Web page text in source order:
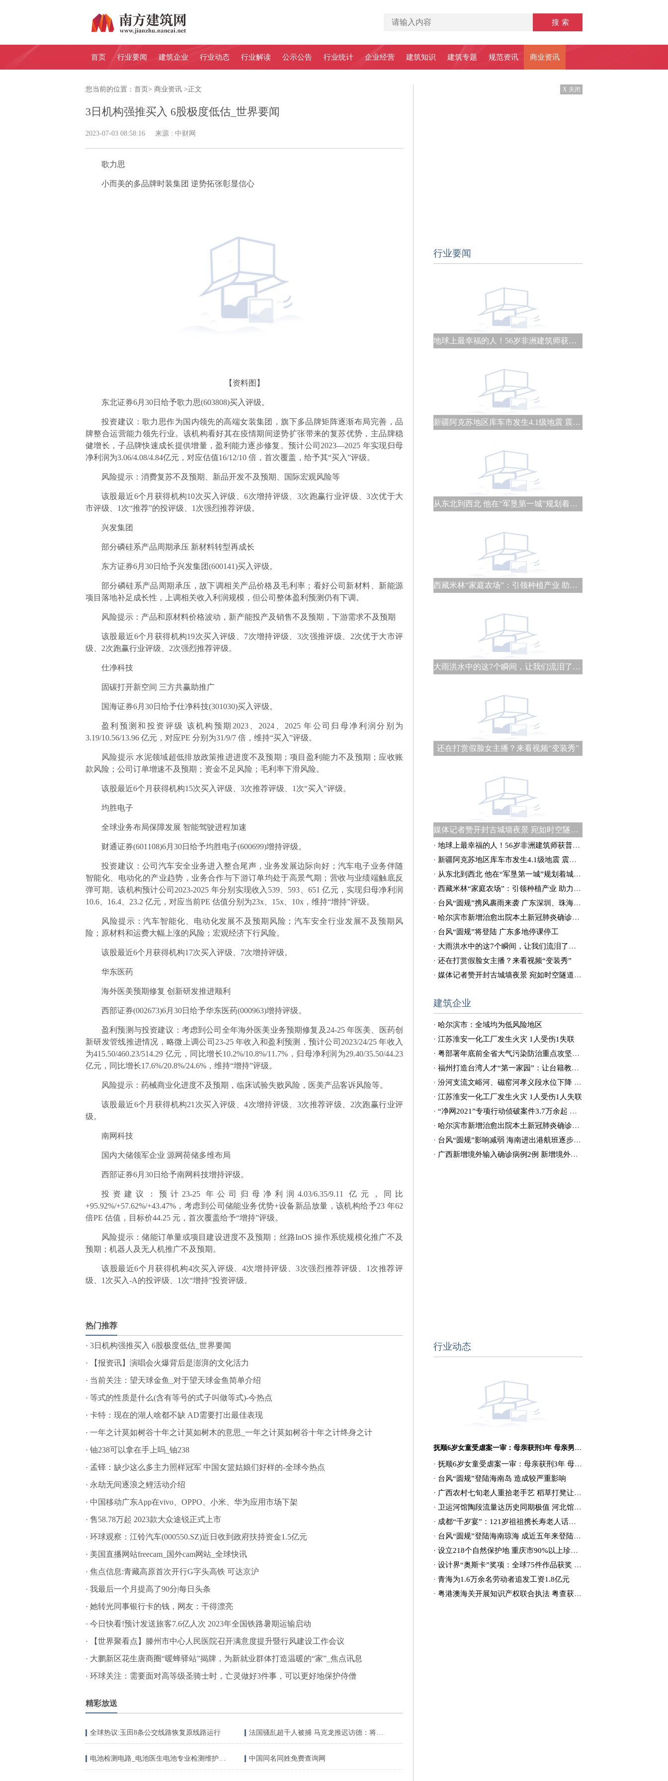
首页 行业要闻 建筑企业 行业动态 行业解读 公示公告 行业统计 企业经营 建筑知识 建筑专题 规范资讯 商业资讯
您当前的位置： 首页 > 商业资讯 > 正文
3日机构强推买入 6股极度低估_世界要闻
2023-07-03 08:58:16 来源 : 中财网
歌力思
小而美的多品牌时装集团 逆势拓张彰显信心
【资料图】
东北证券6月30日给予歌力思(603808)买入评级。
投资建议：歌力思作为国内领先的高端女装集团，旗下多品牌矩阵逐渐布局完善，品
牌整合运营能力领先行业。该机构看好其在疫情期间逆势扩张带来的复苏优势，主品牌稳
健增长，子品牌快速成长提供增量，盈利能力逐步修复。预计公司2023―2025 年实现归母
净利润为3.06/4.08/4.84亿元，对应估值16/12/10 倍，首次覆盖，给予其“买入”评级。
风险提示：消费复苏不及预期、新品开发不及预期、国际宏观风险等
该股最近6个月获得机构10次买入评级、6次增持评级、3次跑赢行业评级、3次优于大
市评级、1次“推荐”的投评级、1次强烈推荐评级。
兴发集团
部分磷硅系产品周期承压 新材料转型再成长
东方证券6月30日给予兴发集团(600141)买入评级。
部分磷硅系产品周期承压，故下调相关产品价格及毛利率；看好公司新材料、新能源
项目落地补足成长性，上调相关收入利润规模，但公司整体盈利预测仍有下调。
风险提示：产品和原材料价格波动，新产能投产及销售不及预期，下游需求不及预期
该股最近6个月获得机构19次买入评级、7次增持评级、3次强推评级、2次优于大市评
级、2次跑赢行业评级、2次强烈推荐评级。
仕净科技
固碳打开新空间 三方共赢助推广
国海证券6月30日给予仕净科技(301030)买入评级。
盈利预测和投资评级 该机构预期2023、2024、2025 年公司归母净利润分别为
3.19/10.56/13.96 亿元，对应PE 分别为31/9/7 倍，维持“买入”评级。
风险提示 水泥领域超低排放政策推进进度不及预期；项目盈利能力不及预期；应收账
款风险；公司订单增速不及预期；资金不足风险；毛利率下滑风险。
该股最近6个月获得机构15次买入评级、3次推荐评级、1次“买入"评级。
均胜电子
全球业务布局保障发展 智能驾驶进程加速
财通证券(601108)6月30日给予均胜电子(600699)增持评级。
投资建议：公司汽车安全业务进入整合尾声，业务发展边际向好；汽车电子业务伴随
智能化、电动化的产业趋势，业务合作与下游订单均处于高景气期；营收与业绩端触底反
弹可期。该机构预计公司2023-2025 年分别实现收入539、593、651 亿元，实现归母净利润
10.6、16.4、23.2 亿元，对应当前PE 估值分别为23x、15x、10x，维持“增持”评级。
风险提示：汽车智能化、电动化发展不及预期风险；汽车安全行业发展不及预期风
险；原材料和运费大幅上涨的风险；宏观经济下行风险。
该股最近6个月获得机构17次买入评级、7次增持评级。
华东医药
海外医美预期修复 创新研发推进顺利
西部证券(002673)6月30日给予华东医药(000963)增持评级。
盈利预测与投资建议：考虑到公司全年海外医美业务预期修复及24-25 年医美、医药创
新研发管线推进情况，略微上调公司23-25 年收入和盈利预测，预计公司2023/24/25 年收入
为415.50/460.23/514.29 亿元，同比增长10.2%/10.8%/11.7%，归母净利润为29.40/35.50/44.23
亿元，同比增长17.6%/20.8%/24.6%，维持“增持”评级。
风险提示：药械商业化进度不及预期，临床试验失败风险，医美产品客诉风险等。
该股最近6个月获得机构21次买入评级、4次增持评级、3次推荐评级、2次跑赢行业评
级。
南网科技
国内大储领军企业 源网荷储多维布局
西部证券6月30日给予南网科技增持评级。
投资建议：预计23-25 年公司归母净利润4.03/6.35/9.11 亿元，同比
+95.92%/+57.62%/+43.47%，考虑到公司储能业务优势+设备新品放量，该机构给予23 年62
倍PE 估值，目标价44.25 元，首次覆盖给予“增持”评级。
风险提示：储能订单量或项目建设进度不及预期；丝路InOS 操作系统规模化推广不及
预期；机器人及无人机推广不及预期。
该股最近6个月获得机构4次买入评级、4次增持评级、3次强烈推荐评级、1次推荐评
级、1次买入-A的投评级、1次“增持”投资评级。
热门推荐
· 3日机构强推买入 6股极度低估_世界要闻
· 【报资讯】演唱会火爆背后是澎湃的文化活力
· 当前关注：望天球金鱼_对于望天球金鱼简单介绍
· 等式的性质是什么(含有等号的式子叫做等式)-今热点
· 卡特：现在的湖人啥都不缺 AD需要打出最佳表现
· 一年之计莫如树谷十年之计莫如树木的意思_一年之计莫如树谷十年之计终身之计
· 铀238可以拿在手上吗_铀238
· 孟铎：缺少这么多主力照样冠军 中国女篮姑娘们好样的-全球今热点
· 永劫无间逐浪之鲤活动介绍
· 中国移动广东App在vivo、OPPO、小米、华为应用市场下架
· 售58.78万起 2023款大众途锐正式上市
· 环球观察：江铃汽车(000550.SZ)近日收到政府扶持资金1.5亿元
· 美国直播网站freecam_国外cam网站_全球快讯
· 焦点信息:青藏高原首次开行G字头高铁 可达京沪
· 我最后一个月提高了90分|每日头条
· 她转光同事银行卡的钱，网友：干得漂亮
· 今日快看!预计发送旅客7.6亿人次 2023年全国铁路暑期运输启动
· 【世界聚看点】滕州市中心人民医院召开满意度提升暨行风建设工作会议
· 大鹏新区花生唐商圈“暖蜂驿站”揭牌，为新就业群体打造温暖的“家”_焦点讯息
· 环球关注：需要面对高等级圣骑士时，亡灵做好3件事，可以更好地保护侍僧
精彩放送
全球热议:玉田8条公交线路恢复原线路运行 法国骚乱超千人被捕 马克龙推迟访德：将采取一切措施 今日热讯
中国同名同姓免费查询网
X 关闭
行业要闻
地球上最幸福的人！56岁非洲建筑师获普利兹克建筑奖
新疆阿克苏地区库车市发生4.1级地震 震源深度21千米
从东北到西北 他在“军垦第一城”规划着城建未来
西藏米林“家庭农场”：引领种植产业 助力乡村振兴
大雨洪水中的这7个瞬间，让我们流泪了……
还在打赏假脸女主播？来看视频“变装秀”
媒体记者赞开封古城墙夜景 宛如时空隧道式“穿越”体验
· 地球上最幸福的人！56岁非洲建筑师获普利兹克建筑奖
· 新疆阿克苏地区库车市发生4.1级地震 震源深度21千米
· 从东北到西北 他在“军垦第一城”规划着城建未来
· 西藏米林“家庭农场”：引领种植产业 助力乡村振兴
· 台风“圆规”携风裹雨来袭 广东深圳、珠海等地停课停工
· 哈尔滨市新增治愈出院本土新冠肺炎确诊病例8例
· 台风“圆规”将登陆 广东多地停课停工
· 大雨洪水中的这7个瞬间，让我们流泪了……
· 还在打赏假脸女主播？来看视频“变装秀”
· 媒体记者赞开封古城墙夜景 宛如时空隧道式“穿越”体验
建筑企业
· 哈尔滨市：全域均为低风险地区
· 江苏淮安一化工厂发生火灾 1人受伤1失联
· 粤部署年底前全省大气污染防治重点攻坚工作
· 福州打造台湾人才“第一家园”：让台籍教师“来得了、留得下”
· 汾河支流文峪河、磁窑河孝义段水位下降 正在推进决口封堵
· 江苏淮安一化工厂发生火灾 1人受伤1人失联
· “净网2021”专项行动侦破案件3.7万余起 抓获嫌犯8万余人
· 哈尔滨市新增治愈出院本土新冠肺炎确诊病例4例
· 台风“圆规”影响减弱 海南进出港航班逐步恢复
· 广西新增境外输入确诊病例2例 新增境外输入无症状感染者4例
行业动态
抚顺6岁女童受虐案一审：母亲获刑3年 母亲男友获刑16年
· 抚顺6岁女童受虐案一审：母亲获刑3年 母亲男友获刑16年
· 台风“圆规”登陆海南岛 造成较严重影响
· 广西农村七旬老人重拾老手艺 稻草打凳让秸秆“变废为宝”
· 卫运河馆陶段流量达历史同期极值 河北馆陶抗洪抢收
· 成都“千岁宴”：121岁祖祖携长寿老人话重阳
· 台风“圆规”登陆海南琼海 成近五年来登陆海南最强台风
· 设立218个自然保护地 重庆市90%以上珍稀濒危野生动植物获保护
· 设计界“奥斯卡”奖项：全球75件作品获奖 1件来自厦门
· 青海为1.6万余名劳动者追发工资1.8亿元
· 粤港澳海关开展知识产权联合执法 粤查获侵权货物超5万件